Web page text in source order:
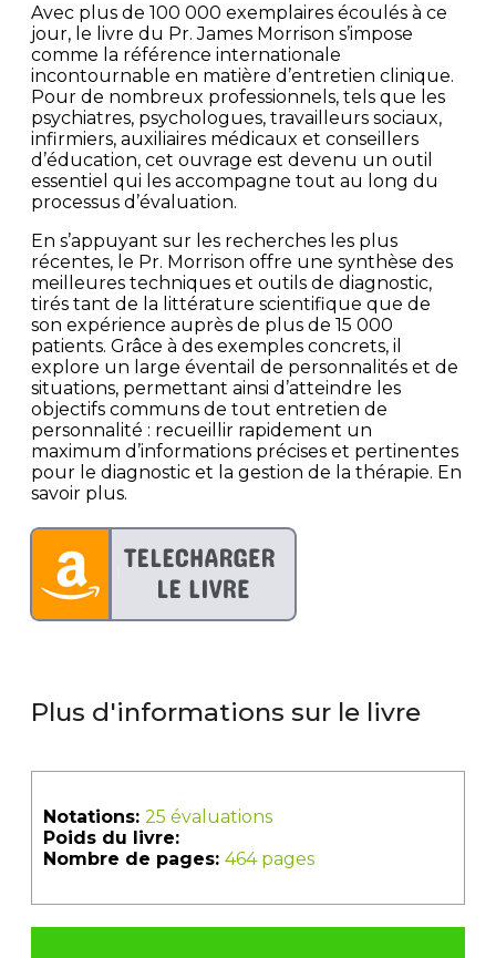
Avec plus de 100 000 exemplaires écoulés à ce
jour, le livre du Pr. James Morrison s’impose
comme la référence internationale
incontournable en matière d’entretien clinique.
Pour de nombreux professionnels, tels que les
psychiatres, psychologues, travailleurs sociaux,
infirmiers, auxiliaires médicaux et conseillers
d’éducation, cet ouvrage est devenu un outil
essentiel qui les accompagne tout au long du
processus d’évaluation.
En s’appuyant sur les recherches les plus
récentes, le Pr. Morrison offre une synthèse des
meilleures techniques et outils de diagnostic,
tirés tant de la littérature scientifique que de
son expérience auprès de plus de 15 000
patients. Grâce à des exemples concrets, il
explore un large éventail de personnalités et de
situations, permettant ainsi d’atteindre les
objectifs communs de tout entretien de
personnalité : recueillir rapidement un
maximum d’informations précises et pertinentes
pour le diagnostic et la gestion de la thérapie. En
savoir plus.
Plus d'informations sur le livre
Notations: 25 évaluations
Poids du livre:
Nombre de pages: 464 pages